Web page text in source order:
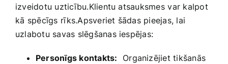
izveidotu uzticību.Klientu atsauksmes ⁣var kalpot
kā⁣ spēcīgs⁢ rīks.Apsveriet šādas pieejas, lai
uzlabotu savas slēgšanas iespējas:
Personīgs kontakts: ‌ Organizējiet‌ tikšanās